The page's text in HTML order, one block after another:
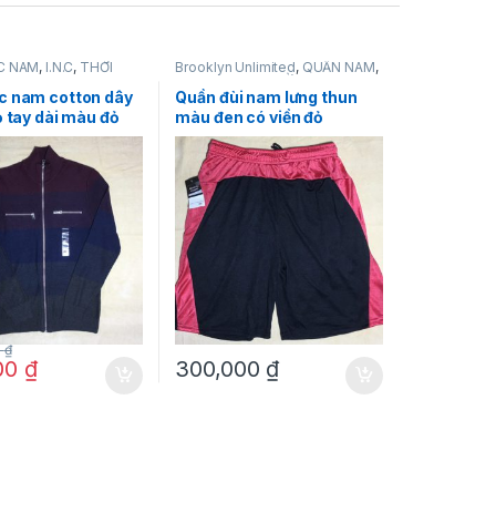
NAM, I.N.C, THỜI
nam cotton dây
tay dài màu đỏ
hiệu I.N.C size S
₫
₫
Brooklyn Unlimited, QUẦN NAM,
SHORT NAM
THỜI TRANG NAM
Quần đùi nam lưng thun
màu đen có viền đỏ
Brooklyn Unlimited size M
300,000 ₫